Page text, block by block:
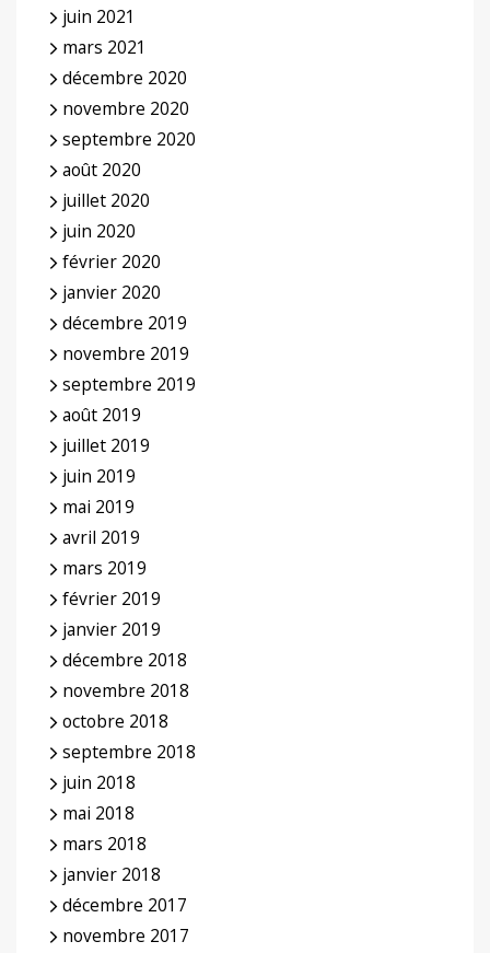
juin 2021
mars 2021
décembre 2020
novembre 2020
septembre 2020
août 2020
juillet 2020
juin 2020
février 2020
janvier 2020
décembre 2019
novembre 2019
septembre 2019
août 2019
juillet 2019
juin 2019
mai 2019
avril 2019
mars 2019
février 2019
janvier 2019
décembre 2018
novembre 2018
octobre 2018
septembre 2018
juin 2018
mai 2018
mars 2018
janvier 2018
décembre 2017
novembre 2017